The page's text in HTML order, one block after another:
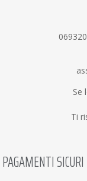
Se
Ti
PAGAMENTI SICURI